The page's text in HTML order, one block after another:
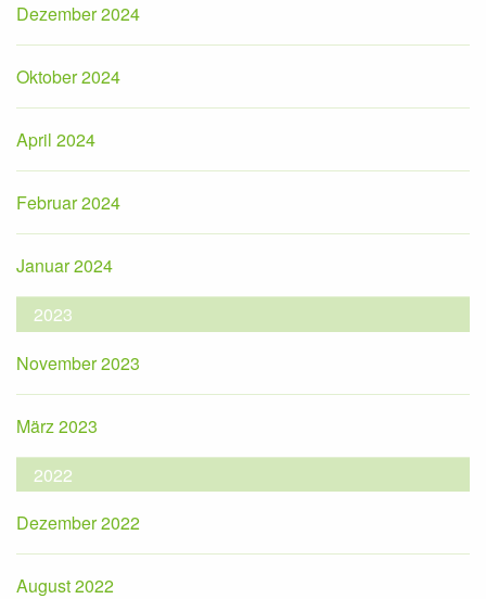
Dezember 2024
Oktober 2024
April 2024
Februar 2024
Januar 2024
2023
November 2023
März 2023
2022
Dezember 2022
August 2022